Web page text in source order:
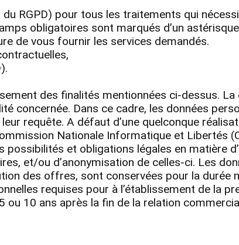
RGPD) pour tous les traitements qui
obligatoires sont marqués d’un
de vous fournir les services demandés.
des finalités mentionnées ci-dessus. La
concernée. Dans ce cadre, les données
requête. A défaut d’une quelconque
Nationale Informatique et Libertés
et obligations légales en matière
et/ou d’anonymisation de celles-ci. Les
des offres, sont conservées pour la durée
requises pour à l’établissement de la
10 ans après la fin de la relation